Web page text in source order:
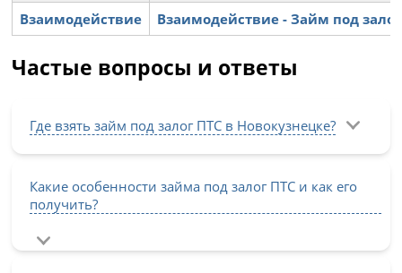
Взаимодействие
Взаимодействие - Займ под
Частые вопросы и ответы
Где взять займ под залог ПТС в Новокузнецке?
Какие особенности займа под залог ПТС и как его
получить?